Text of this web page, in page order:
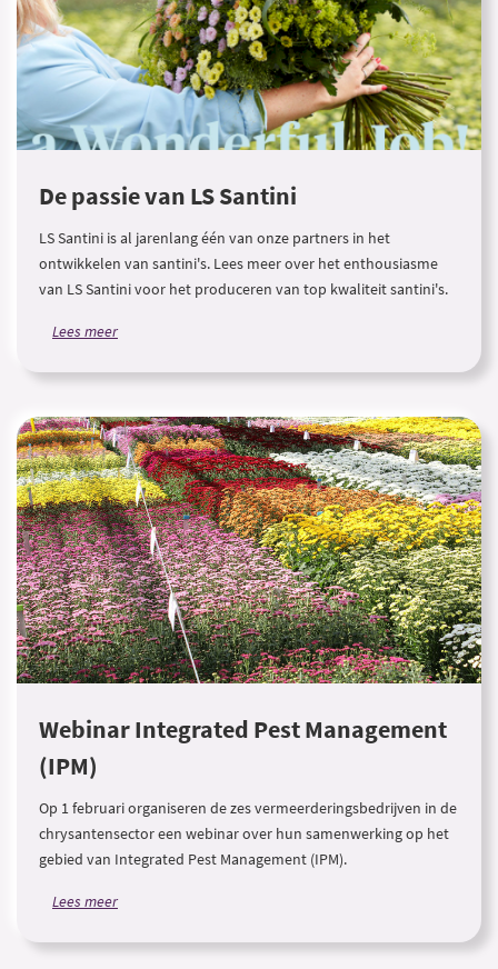
De passie van LS Santini
LS Santini is al jarenlang één van onze partners in het
ontwikkelen van santini's. Lees meer over het enthousiasme
van LS Santini voor het produceren van top kwaliteit santini's.
Lees meer
Webinar Integrated Pest Management
(IPM)
Op 1 februari organiseren de zes vermeerderingsbedrijven in de
chrysantensector een webinar over hun samenwerking op het
gebied van Integrated Pest Management (IPM).
Lees meer